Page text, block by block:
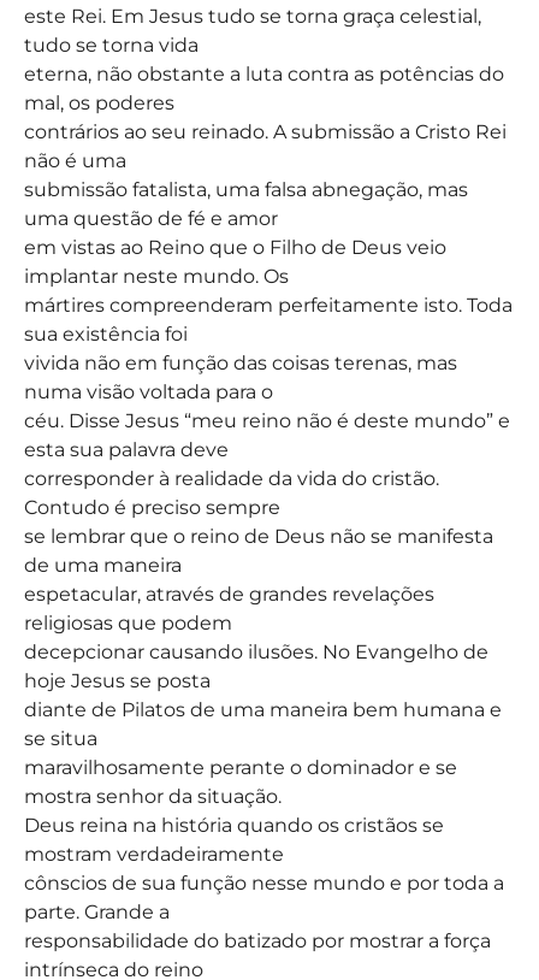
este Rei. Em Jesus tudo se torna graça celestial,
tudo se torna vida
eterna, não obstante a luta contra as potências do
mal, os poderes
contrários ao seu reinado. A submissão a Cristo Rei
não é uma
submissão fatalista, uma falsa abnegação, mas
uma questão de fé e amor
em vistas ao Reino que o Filho de Deus veio
implantar neste mundo. Os
mártires compreenderam perfeitamente isto. Toda
sua existência foi
vivida não em função das coisas terenas, mas
numa visão voltada para o
céu. Disse Jesus “meu reino não é deste mundo” e
esta sua palavra deve
corresponder à realidade da vida do cristão.
Contudo é preciso sempre
se lembrar que o reino de Deus não se manifesta
de uma maneira
espetacular, através de grandes revelações
religiosas que podem
decepcionar causando ilusões. No Evangelho de
hoje Jesus se posta
diante de Pilatos de uma maneira bem humana e
se situa
maravilhosamente perante o dominador e se
mostra senhor da situação.
Deus reina na história quando os cristãos se
mostram verdadeiramente
cônscios de sua função nesse mundo e por toda a
parte. Grande a
responsabilidade do batizado por mostrar a força
intrínseca do reino